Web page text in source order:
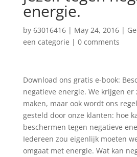
energie.
by 63016416| May 24, 2016|
een categorie | 0 comments
Download ons gratis e-book:
negatieve energie. We krijgen er
maken, maar ook wordt ons
gesteld door onze klanten: hoe
beschermen tegen negatieve
Iedereen zou eigenlijk moeten
omgaat met energie. Wat kan